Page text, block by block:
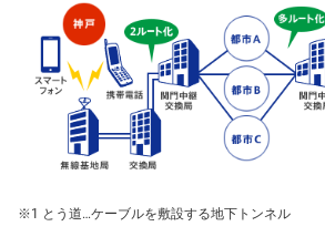
とう道…ケーブルを敷設する地下トンネル